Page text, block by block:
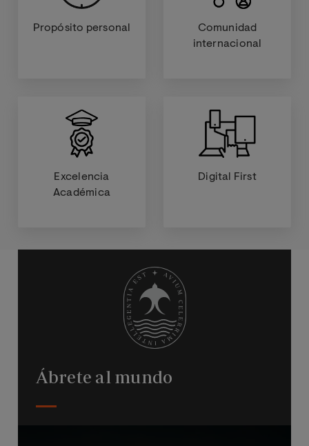
Propósito personal
Comunidad
internacional
Excelencia
Académica
Digital First
Ábrete al mundo